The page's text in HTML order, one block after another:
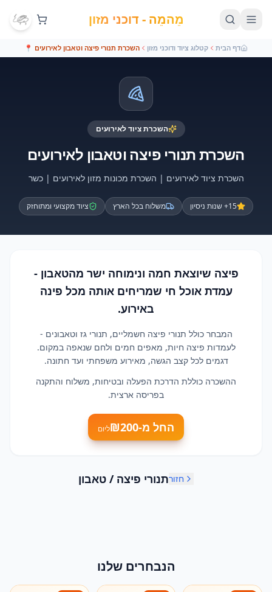
מֵהמֵה - דוכני מזון
דף הבית קטלוג ציוד ודוכני מזון השכרת תנורי פיצה וטאבון לאירועים 📍
השכרת ציוד לאירועים
השכרת תנורי פיצה וטאבון לאירועים
השכרת ציוד לאירועים | השכרת מכונות מזון לאירועים | כשר
15+ שנות ניסיון משלוח בכל הארץ ציוד מקצועי ומתוחזק
פיצה שיוצאת חמה ונימוחה ישר מהטאבון -
עמדת אוכל חי שמריחים אותה מכל פינה
באירוע.
המבחר כולל תנורי פיצה חשמליים, תנורי גז וטאבונים -
לעמדות פיצה חיות, מאפים חמים ולחם שנאפה במקום.
דגמים לכל קצב הגשה, מאירוע משפחתי ועד חתונה.
ההשכרה כוללת הדרכת הפעלה ובטיחות, משלוח והתקנה
בפריסה ארצית.
החל מ-₪200 ליום
חזורתנורי פיצה / טאבון
2 פריטים
הנבחרים שלנו